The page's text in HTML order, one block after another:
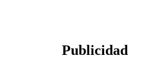
Publicidad